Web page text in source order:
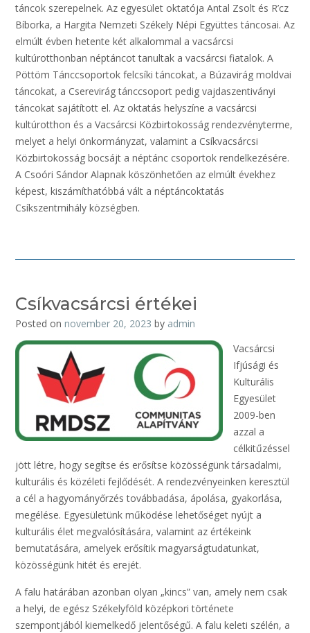
táncok szerepelnek. Az egyesület oktatója Antal Zsolt és R’cz
Bíborka, a Hargita Nemzeti Székely Népi Együttes táncosai. Az
elmúlt évben hetente két alkalommal a vacsárcsi
kultúrotthonban néptáncot tanultak a vacsárcsi fiatalok. A
Pöttöm Tánccsoportok felcsíki táncokat, a Búzavirág moldvai
táncokat, a Cserevirág tánccsoport pedig vajdaszentiványi
táncokat sajátított el. Az oktatás helyszíne a vacsárcsi
kultúrotthon és a Vacsárcsi Közbirtokosság rendezvényterme,
melyet a helyi önkormányzat, valamint a Csíkvacsárcsi
Közbirtokosság bocsájt a néptánc csoportok rendelkezésére.
A Csoóri Sándor Alapnak köszönhetően az elmúlt évekhez
képest, kiszámíthatóbbá vált a néptáncoktatás
Csíkszentmihály községben.
Csíkvacsárcsi értékei
Posted on november 20, 2023 by admin
Vacsárcsi
Ifjúsági és
Kulturális
Egyesület
2009-ben
azzal a
célkitűzéssel
jött létre, hogy segítse és erősítse közösségünk társadalmi,
kulturális és közéleti fejlődését. A rendezvényeinken keresztül
a cél a hagyományőrzés továbbadása, ápolása, gyakorlása,
megélése. Egyesületünk működése lehetőséget nyújt a
kulturális élet megvalósítására, valamint az értékeink
bemutatására, amelyek erősítik magyarságtudatunkat,
közösségünk hitét és erejét.
A falu határában azonban olyan „kincs” van, amely nem csak
a helyi, de egész Székelyföld középkori története
szempontjából kiemelkedő jelentőségű. A falu keleti szélén, a